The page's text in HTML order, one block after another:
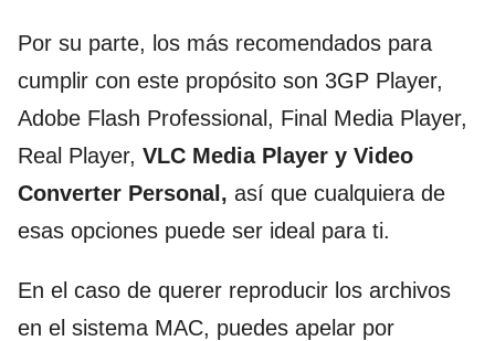
Por su parte, los más recomendados para
cumplir con este propósito son 3GP Player,
Adobe Flash Professional, Final Media Player,
Real Player, VLC Media Player y Video
Converter Personal, así que cualquiera de
esas opciones puede ser ideal para ti.
En el caso de querer reproducir los archivos
en el sistema MAC, puedes apelar por